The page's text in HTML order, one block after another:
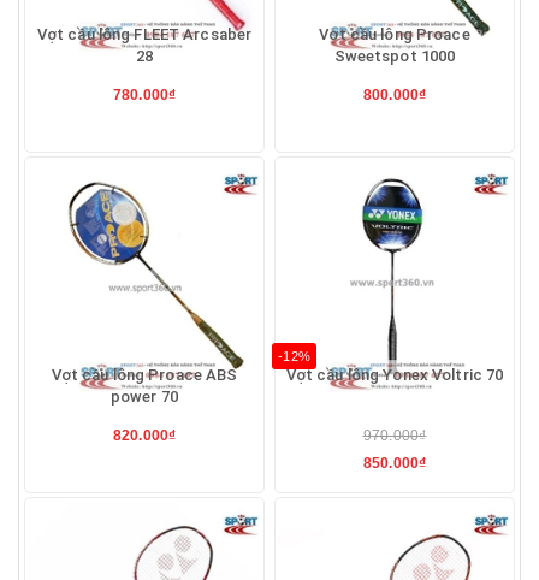
Vợt cầu lông FLEET Arcsaber
28
780.000₫
Vợt cầu lông Proace
Sweetspot 1000
800.000₫
Vợt cầu lông Proace ABS
power 70
820.000₫
-12%
Vợt cầu lông Yonex Voltric 70
970.000₫
850.000₫